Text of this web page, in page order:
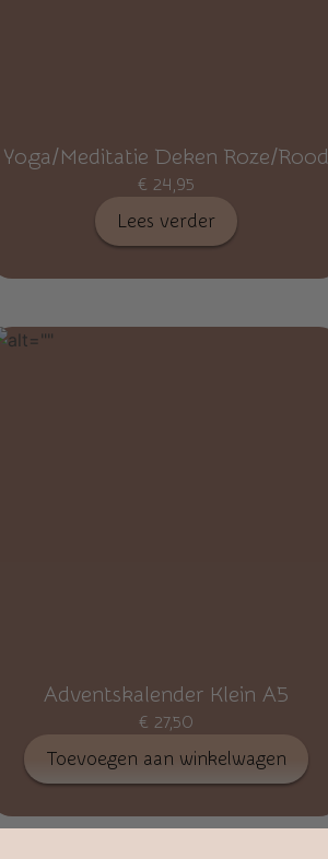
Yoga/Meditatie Deken Roze/Rood
€ 24,95
Lees verder
Adventskalender Klein A5
€ 27,50
Toevoegen aan winkelwagen